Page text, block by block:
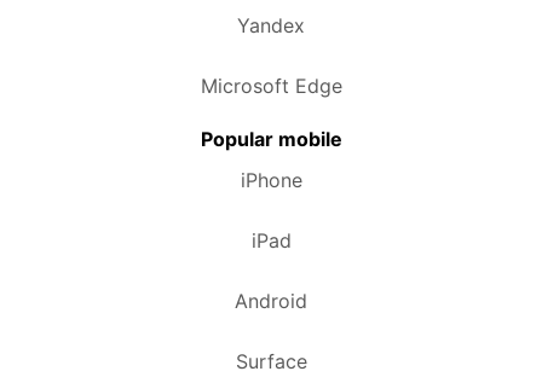
Yandex
Microsoft Edge
Popular mobile
iPhone
iPad
Android
Surface